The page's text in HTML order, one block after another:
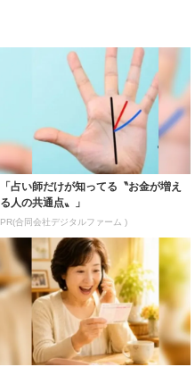
「占い師だけが知ってる〝お金が増え
る人の共通点〟」
PR(合同会社デジタルファーム )